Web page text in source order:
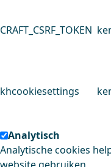
CRAFT_CSRF_TOKEN
khcookiesettings
Analytisch
Analytische cookies